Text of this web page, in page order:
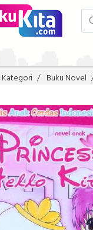
Kategori
Buku Novel